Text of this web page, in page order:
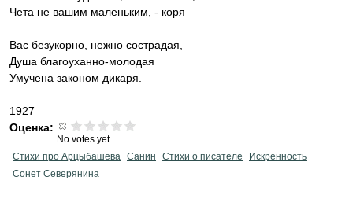
Чета не вашим маленьким, - коря
Вас безукорно, нежно сострадая,
Душа благоуханно-молодая
Умучена законом дикаря.
1927
Оценка:
No votes yet
Стихи про Арцыбашева Санин Стихи о писателе
Искренность
Сонет Северянина